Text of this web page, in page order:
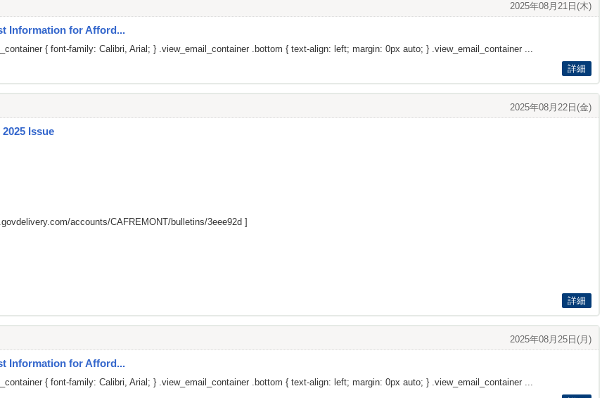
2025年08月21日(木)
Information for Afford...
{ font-family: Calibri, Arial; } .view_email_container .bottom { text-align: left; margin: 0px auto; } .view_email_container ...
詳細
2025年08月22日(金)
Issue
accounts/CAFREMONT/bulletins/3eee92d ]
詳細
2025年08月25日(月)
Information for Afford...
{ font-family: Calibri, Arial; } .view_email_container .bottom { text-align: left; margin: 0px auto; } .view_email_container ...